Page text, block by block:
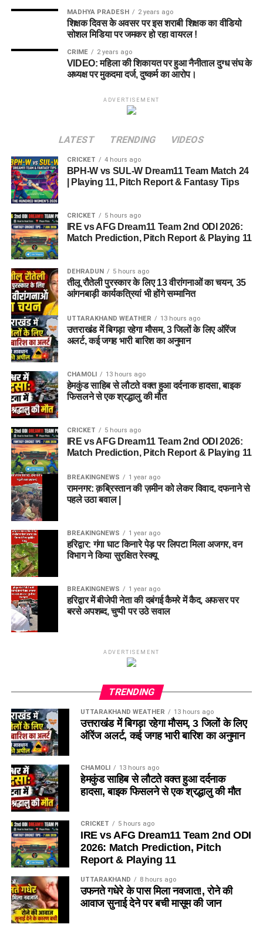
MADHYA PRADESH 2 years ago
शिक्षक दिवस के अवसर पर इस शराबी शिक्षक का वीडियो
सोशल मिडिया पर जमकर हो रहा वायरल !
CRIME 2 years ago
VIDEO: महिला की शिकायत पर हुआ नैनीताल दुग्ध संघ के
अध्यक्ष पर मुकदमा दर्ज, दुष्कर्म का आरोप।
ADVERTISEMENT
LATEST TRENDING VIDEOS
CRICKET 4 hours ago
BPH-W vs SUL-W Dream11 Team Match 24
| Playing 11, Pitch Report & Fantasy Tips
CRICKET 5 hours ago
IRE vs AFG Dream11 Team 2nd ODI 2026:
Match Prediction, Pitch Report & Playing 11
DEHRADUN 5 hours ago
तीलू रौतेली पुरस्कार के लिए 13 वीरांगनाओं का चयन, 35
आंगनबाड़ी कार्यकत्रियां भी होंगे सम्मानित
UTTARAKHAND WEATHER 13 hours ago
उत्तराखंड में बिगड़ा रहेगा मौसम, 3 जिलों के लिए ऑरेंज
अलर्ट, कई जगह भारी बारिश का अनुमान
CHAMOLI 13 hours ago
हेमकुंड साहिब से लौटते वक्त हुआ दर्दनाक हादसा, बाइक
फिसलने से एक श्रद्धालु की मौत
CRICKET 5 hours ago
IRE vs AFG Dream11 Team 2nd ODI 2026:
Match Prediction, Pitch Report & Playing 11
BREAKINGNEWS 1 year ago
रामनगर: क़ब्रिस्तान की ज़मीन को लेकर विवाद, दफनाने से
पहले उठा बवाल |
BREAKINGNEWS 1 year ago
हरिद्वार: गंगा घाट किनारे पेड़ पर लिपटा मिला अजगर, वन
विभाग ने किया सुरक्षित रेस्क्यू
BREAKINGNEWS 1 year ago
हरिद्वार में बीजेपी नेता की दबंगई कैमरे में कैद, अफसर पर
बरसे अपशब्द, चुप्पी पर उठे सवाल
ADVERTISEMENT
TRENDING
UTTARAKHAND WEATHER 13 hours ago
उत्तराखंड में बिगड़ा रहेगा मौसम, 3 जिलों के लिए
ऑरेंज अलर्ट, कई जगह भारी बारिश का अनुमान
CHAMOLI 13 hours ago
हेमकुंड साहिब से लौटते वक्त हुआ दर्दनाक
हादसा, बाइक फिसलने से एक श्रद्धालु की मौत
CRICKET 5 hours ago
IRE vs AFG Dream11 Team 2nd ODI
2026: Match Prediction, Pitch
Report & Playing 11
UTTARAKHAND 8 hours ago
उफनते गधेरे के पास मिला नवजात!, रोने की
आवाज सुनाई देने पर बची मासूम की जान